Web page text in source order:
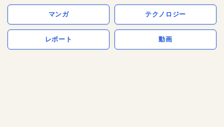
マンガ テクノロジー
レポート 動画